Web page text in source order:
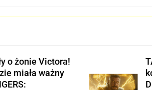
o żonie Victora!
miała ważny
po napisach